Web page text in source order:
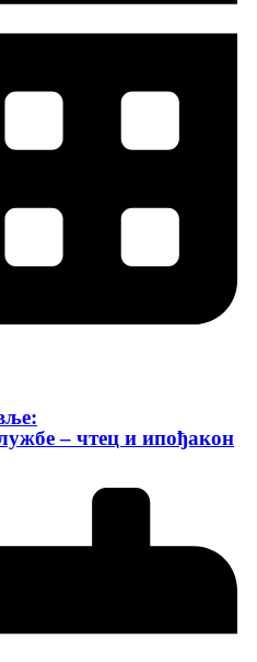
– чтец и ипођакон